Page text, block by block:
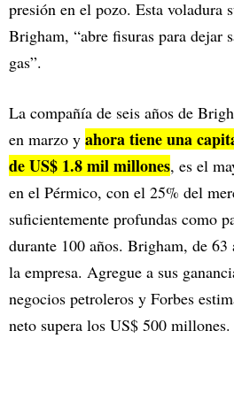
presión en el pozo. Esta voladura
Brigham, “abre fisuras para dejar
gas”.
La compañía de seis años de
en marzo y ahora tiene una
de US$ 1.8 mil millones, es el
en el Pérmico, con el 25% del
suficientemente profundas como
durante 100 años. Brigham, de 63
la empresa. Agregue a sus
negocios petroleros y Forbes
neto supera los US$ 500 millones.